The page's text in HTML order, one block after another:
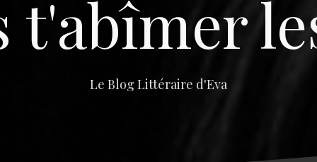
t'abîmer
Le Blog Littéraire d'Eva